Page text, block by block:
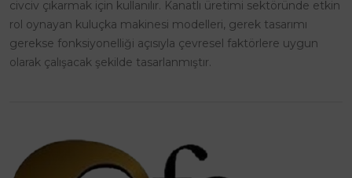
civciv çıkarmak için kullanılır. Kanatlı üretimi sektöründe etkin
rol oynayan kuluçka makinesi modelleri, gerek tasarımı
gerekse fonksiyonelliği açısıyla çevresel faktörlere uygun
olarak çalışacak şekilde tasarlanmıştır.